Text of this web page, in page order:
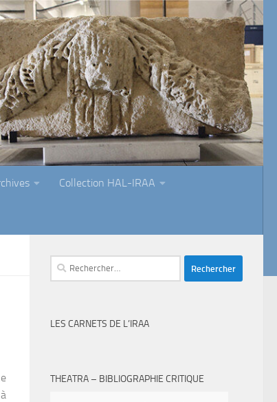
Collection HAL-IRAA
Rechercher :
LES CARNETS DE L’IRAA
THEATRA – BIBLIOGRAPHIE CRITIQUE